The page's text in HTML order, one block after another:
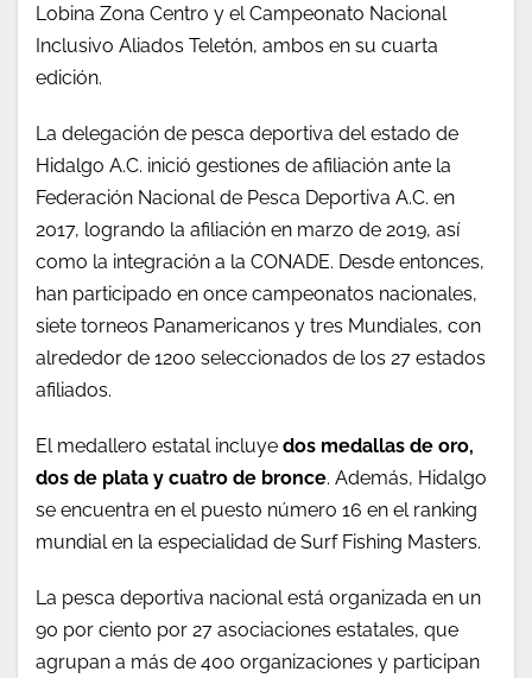
Lobina Zona Centro y el Campeonato Nacional
Inclusivo Aliados Teletón, ambos en su cuarta
edición.
La delegación de pesca deportiva del estado de
Hidalgo A.C. inició gestiones de afiliación ante la
Federación Nacional de Pesca Deportiva A.C. en
2017, logrando la afiliación en marzo de 2019, así
como la integración a la CONADE. Desde entonces,
han participado en once campeonatos nacionales,
siete torneos Panamericanos y tres Mundiales, con
alrededor de 1200 seleccionados de los 27 estados
afiliados.
El medallero estatal incluye dos medallas de oro,
dos de plata y cuatro de bronce. Además, Hidalgo
se encuentra en el puesto número 16 en el ranking
mundial en la especialidad de Surf Fishing Masters.
La pesca deportiva nacional está organizada en un
90 por ciento por 27 asociaciones estatales, que
agrupan a más de 400 organizaciones y participan